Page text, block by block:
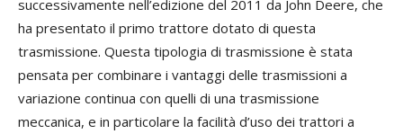
successivamente nell’edizione del 2011 da John Deere, che
ha presentato il primo trattore dotato di questa
trasmissione. Questa tipologia di trasmissione è stata
pensata per combinare i vantaggi delle trasmissioni a
variazione continua con quelli di una trasmissione
meccanica, e in particolare la facilità d’uso dei trattori a